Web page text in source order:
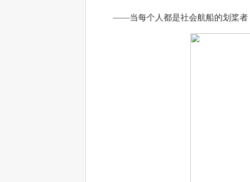
——当每个人都是社会航船的划桨者，